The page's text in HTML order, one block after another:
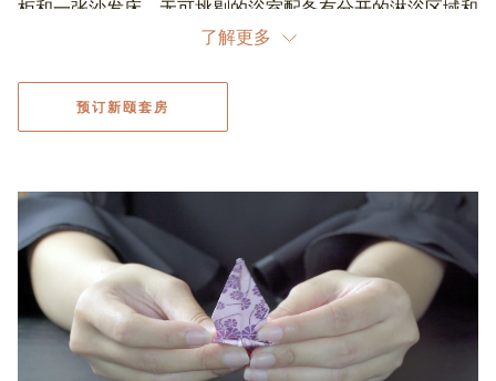
柜和一张沙发床。无可挑剔的浴室配备有分开的淋浴区域和
超豪华浴缸，以及定制用品。新颐套房的宾客可自由进出大
了解更多
预订新颐套房